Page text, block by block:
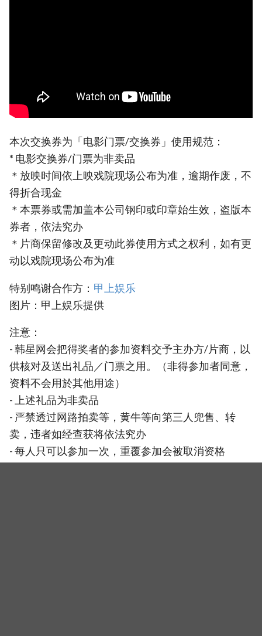
本次交换券为「电影门票/交换券」使用规范：
* 电影交换券/门票为非卖品
＊放映时间依上映戏院现场公布为准，逾期作废，不
得折合现金
＊本票券或需加盖本公司钢印或印章始生效，盗版本
券者，依法究办
＊片商保留修改及更动此券使用方式之权利，如有更
动以戏院现场公布为准
特别鸣谢合作方： 甲上娱乐
图片：甲上娱乐提供
注意：
- 韩星网会把得奖者的参加资料交予主办方/片商，以
供核对及送出礼品／门票之用。（非得参加者同意，
资料不会用於其他用途）
- 上述礼品为非卖品
- 严禁透过网路拍卖等，黄牛等向第三人兜售、转
卖，违者如经查获将依法究办
- 每人只可以参加一次，重覆参加会被取消资格